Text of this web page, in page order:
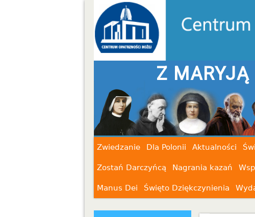
Z
Zwiedzanie Dla Polonii Aktualności
Zostań Darczyńcą Nagrania kazań
Manus Dei Święto Dziękczynienia